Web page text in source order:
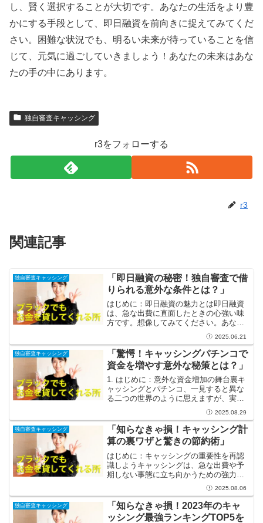
し、賢く選択することが大切です。あなたの生活をより豊
かにする手段として、即日融資を前向きに捉えてみてくだ
さい。困難な状況でも、明るい未来が待っていることを信
じて、元気に過ごしていきましょう！あなたの未来はあな
たの手の中にあります。
独自審査キャッシング
r3をフォローする
r3
関連記事
独自審査キャッシング
「即日融資の秘密！独自審査で借
りられる意外な条件とは？」
はじめに：即日融資の魅力とは即日融資
は、急な出費に直面したときの心強い味
方です。想像してみてください。あなた
が急に病院へ行くことになったり、愛車
の故障が発覚したり、友人との旅行が計
画されたりすることがあるでしょう。そ
んなときに即日融資があれ...
2025.06.21
独自審査キャッシング
「驚愕！キャッシングパチンコで
資金を増やす意外な秘策とは？」
1. はじめに：意外な資金増加の舞台裏キ
ャッシングとパチンコ、一見すると異な
る二つの世界のように思えますが、実は
この二つが資金を増やすための意外な組
み合わせになることをご存知でしたか？
このコラムでは、あなたの資金運用を新
しい次元に引き上げる...
2025.08.29
独自審査キャッシング
「知らなきゃ損！キャッシング計
算の裏ワザと驚きの節約術」
はじめに：キャッシングの重要性を再認
識しようキャッシングは、急な出費や予
期しない事態に立ち向かうための強力な
武器です。実際、多くの人がキャッシン
グの仕組みや計算方法について詳しく知
らないまま利用しているのが現実です。
そこで、今回は「知らなき...
2025.08.06
独自審査キャッシング
「知らなきゃ損！2023年のキャ
ッシング最強ランキングTOP5を